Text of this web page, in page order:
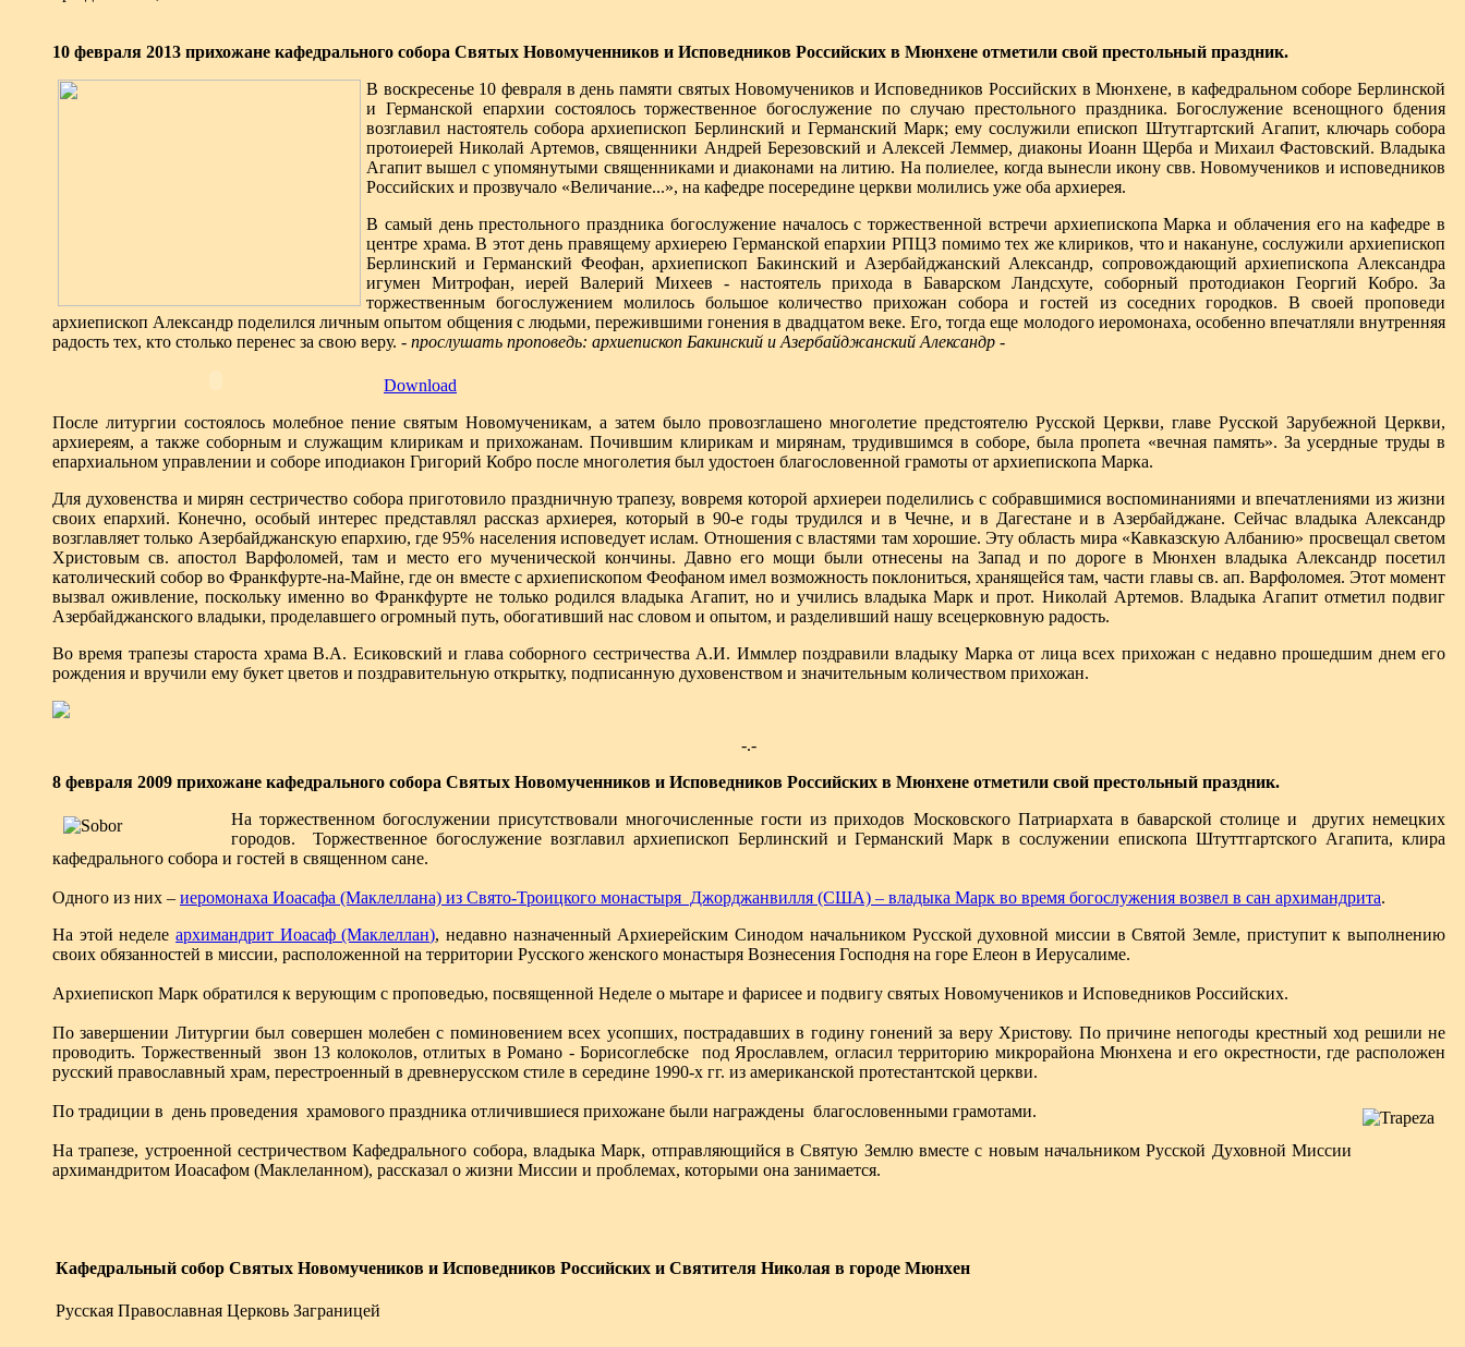
10 февраля 2013 прихожане кафедрального собора Святых Новомученников и Исповедников Российских в Мюнхене отметили свой престольный праздник.
В воскресенье 10 февраля в день памяти святых Новомучеников и Исповедников Российских в Мюнхене, в кафедральном соборе Берлинской
и Германской епархии состоялось торжественное богослужение по случаю престольного праздника. Богослужение всенощного бдения
возглавил настоятель собора архиепископ Берлинский и Германский Марк; ему сослужили епископ Штутгартский Агапит, ключарь собора
протоиерей Николай Артемов, священники Андрей Березовский и Алексей Леммер, диаконы Иоанн Щерба и Михаил Фастовский. Владыка
Агапит вышел с упомянутыми священниками и диаконами на литию. На полиелее, когда вынесли икону свв. Новомучеников и исповедников
Российских и прозвучало «Величание...», на кафедре посередине церкви молились уже оба архиерея.
В самый день престольного праздника богослужение началось с торжественной встречи архиепископа Марка и облачения его на кафедре в
центре храма. В этот день правящему архиерею Германской епархии РПЦЗ помимо тех же клириков, что и накануне, сослужили архиепископ
Берлинский и Германский Феофан, архиепископ Бакинский и Азербайджанский Александр, сопровождающий архиепископа Александра
игумен Митрофан, иерей Валерий Михеев - настоятель прихода в Баварском Ландсхуте, соборный протодиакон Георгий Кобро. За
торжественным богослужением молилось большое количество прихожан собора и гостей из соседних городков. В своей проповеди
архиепископ Александр поделился личным опытом общения с людьми, пережившими гонения в двадцатом веке. Его, тогда еще молодого иеромонаха, особенно впечатляли внутренняя
радость тех, кто столько перенес за свою веру. - прослушать проповедь: архиепископ Бакинский и Азербайджанский Александр -
Download
После литургии состоялось молебное пение святым Новомученикам, а затем было провозглашено многолетие предстоятелю Русской Церкви, главе Русской Зарубежной Церкви,
архиереям, а также соборным и служащим клирикам и прихожанам. Почившим клирикам и мирянам, трудившимся в соборе, была пропета «вечная память». За усердные труды в
епархиальном управлении и соборе иподиакон Григорий Кобро после многолетия был удостоен благословенной грамоты от архиепископа Марка.
Для духовенства и мирян сестричество собора приготовило праздничную трапезу, вовремя которой архиереи поделились с собравшимися воспоминаниями и впечатлениями из жизни
своих епархий. Конечно, особый интерес представлял рассказ архиерея, который в 90-е годы трудился и в Чечне, и в Дагестане и в Азербайджане. Сейчас владыка Александр
возглавляет только Азербайджанскую епархию, где 95% населения исповедует ислам. Отношения с властями там хорошие. Эту область мира «Кавказскую Албанию» просвещал светом
Христовым св. апостол Варфоломей, там и место его мученической кончины. Давно его мощи были отнесены на Запад и по дороге в Мюнхен владыка Александр посетил
католический собор во Франкфурте-на-Майне, где он вместе с архиепископом Феофаном имел возможность поклониться, хранящейся там, части главы св. ап. Варфоломея. Этот момент
вызвал оживление, поскольку именно во Франкфурте не только родился владыка Агапит, но и учились владыка Марк и прот. Николай Артемов. Владыка Агапит отметил подвиг
Азербайджанского владыки, проделавшего огромный путь, обогативший нас словом и опытом, и разделивший нашу всецерковную радость.
Во время трапезы староста храма В.А. Есиковский и глава соборного сестричества А.И. Иммлер поздравили владыку Марка от лица всех прихожан с недавно прошедшим днем его
рождения и вручили ему букет цветов и поздравительную открытку, подписанную духовенством и значительным количеством прихожан.
-.-
8 февраля 2009 прихожане кафедрального собора Святых Новомученников и Исповедников Российских в Мюнхене отметили свой престольный праздник.
На торжественном богослужении присутствовали многочисленные гости из приходов Московского Патриархата в баварской столице и других немецких
городов. Торжественное богослужение возглавил архиепископ Берлинский и Германский Марк в сослужении епископа Штуттгартского Агапита, клира
кафедрального собора и гостей в священном сане.
Одного из них – иеромонаха Иоасафа (Маклеллана) из Свято-Троицкого монастыря Джорджанвилля (США) – владыка Марк во время богослужения возвел в сан архимандрита.
На этой неделеархимандрит Иоасаф (Маклеллан), недавно назначенный Архиерейским Синодом начальником Русской духовной миссии в Святой Земле, приступит к выполнению
своих обязанностей в миссии, расположенной на территории Русского женского монастыря Вознесения Господня на горе Елеон в Иерусалиме.
Архиепископ Марк обратился к верующим с проповедью, посвященной Неделе о мытаре и фарисее и подвигу святых Новомучеников и Исповедников Российских.
По завершении Литургии был совершен молебен с поминовением всех усопших, пострадавших в годину гонений за веру Христову. По причине непогоды крестный ход решили не
проводить. Торжественный звон 13 колоколов, отлитых в Романо - Борисоглебске под Ярославлем, огласил территорию микрорайона Мюнхена и его окрестности, где расположен
русский православный храм, перестроенный в древнерусском стиле в середине 1990-х гг. из американской протестантской церкви.
По традиции в день проведения храмового праздника отличившиеся прихожане были награждены благословенными грамотами.
На трапезе, устроенной сестричеством Кафедрального собора, владыка Марк, отправляющийся в Святую Землю вместе с новым начальником Русской Духовной Миссии
архимандритом Иоасафом (Маклеланном), рассказал о жизни Миссии и проблемах, которыми она занимается.
Кафедральный собор Святых Новомучеников и Исповедников Российских и Святителя Николая в городе Мюнхен
Русская Православная Церковь Заграницей